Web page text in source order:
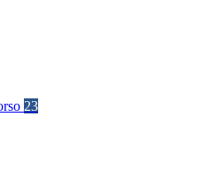
23